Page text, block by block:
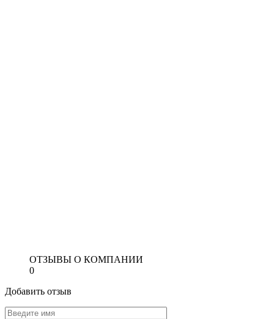
ОТЗЫВЫ О КОМПАНИИ
0
Добавить отзыв